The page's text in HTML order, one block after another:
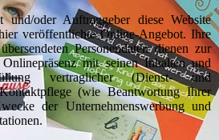
und/oder Auftraggeber diese Website
veröffentlichte Online-Angebot. Ihre
Personendaten dienen zur
mit seinen Inhalten und
vertraglicher (Dienst- und
(wie Beantwortung Ihrer
der Unternehmenswerbung und